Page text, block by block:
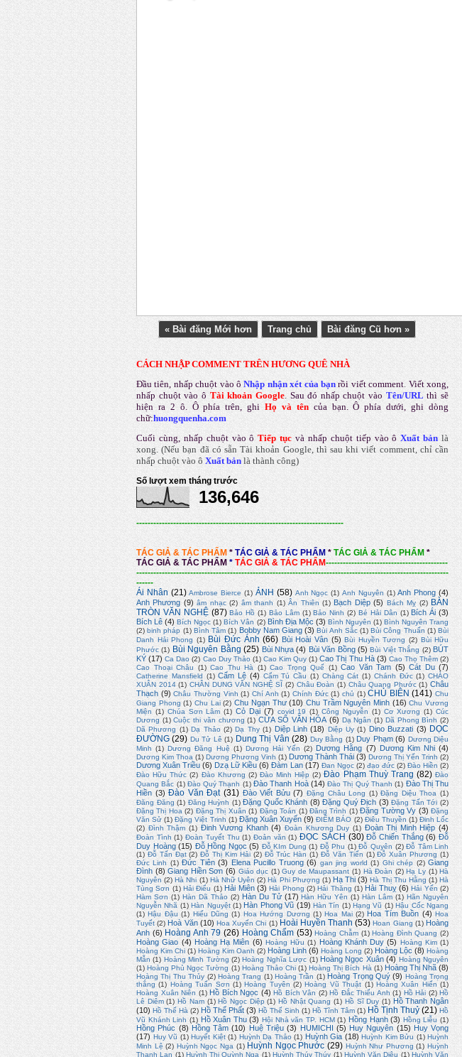
« Bài đăng Mới hơn Trang chủ Bài đăng Cũ hơn »
CÁCH NHẬP COMMENT TRÊN HƯƠNG QUÊ NHÀ
Đầu tiên, nhấp chuột vào ô Nhập nhận xét của bạn rồi viết comment. Viết xong,
nhấp chuột vào ô Tài khoản Google. Sau đó nhấp chuột vào Tên/URL thì sẽ
hiện ra 2 ô. Ô phía trên, ghiHọ và tên của bạn. Ô phía dưới, ghi dòng
chữ:huongquenha.com
Cuối cùng, nhấp chuột vào ô Tiếp tục và nhấp chuột tiếp vào ôXuất bản là
xong.(Nếu bạn đã có sẵn Tài khoản Google, thì sau khi viết comment, chỉ cần
nhấp chuột vào ô Xuất bản là thành công)
Số lượt xem tháng trước
136,646
-------------------------------------------------------------------------
TÁC GIẢ & TÁC PHẨM * TÁC GIẢ & TÁC PHẨM * TÁC GIẢ & TÁC PHẨM *
TÁC GIẢ & TÁC PHẨM *TÁC GIẢ & TÁC PHẨM-------------------------------------------
--------------------------------------------------------------------------------------------------------------
------
Ái Nhân (21) Ambrose Bierce (1) ẢNH (58) Anh Ngọc (1) Anh Nguyên (1) Anh Phong (4)
Anh Phương (9) âm nhạc (2) âm thanh (1) Ân Thiên (1) Bạch Diệp (5) Bách Mỵ (2) BÀN
TRÒN VĂN NGHỆ (87) Bảo Hồ (1) Bảo Lâm (1) Bảo Ninh (2) Bé Hải Dân (1) Bích Ái (3)
Bích Lê (4) Bích Ngọc (1) Bích Vân (2) Bình Địa Mộc (3) Bình Nguyên (1) Bình Nguyên Trang
(2) binh pháp (1) Bình Tâm (1) Bobby Nam Giang (3) Bùi Anh Sắc (1) Bùi Công Thuấn (1) Bùi
Danh Hải Phong (1) Bùi Đức Ánh (66) Bùi Hoài Vân (5) Bùi Huyền Tương (2) Bùi Hữu
Phước (1) Bùi Nguyên Bằng (25) Bùi Nhựa (4) Bùi Văn Bồng (5) Bùi Việt Thắng (2) BÚT
KÝ (17) Ca Dao (2) Cao Duy Thảo (1) Cao Kim Quy (1) Cao Thị Thu Hà (3) Cao Thọ Thêm (2)
Cao Thoại Châu
(1) Cao Thu Hà (1) Cao Trọng Quế (1) Cao Văn Tam (5) Cát Du (7)
Catherine Mansfield (1) Cẩm Lệ (4) Cẩm Tú Cầu (1) Chàng Cát (1) Chánh Đức (1) CHÀO
XUÂN 2014 (1) CHÂN DUNG VĂN NGHỆ SĨ (2) Châu Đoàn (1) Châu Quang Phước (1) Châu
Thạch (9) Châu Thường Vinh (1) Chí Anh (1) Chính Đức (1) chủ (1) CHỦ BIÊN (141) Chu
Giang Phong (1) Chu Lai (2) Chu Ngạn Thư (10) Chu Trầm Nguyên Minh (16) Chu Vương
Miện (1) Chúa Sơn Lâm (1) Cỏ Dại (7) covid 19 (1) Công Nguyễn (1) Cơ Xương (1) Cúc
Dương (1) Cuộc thi văn chương (1) CỬA SỔ VĂN HÓA (6) Dạ Ngân (1) Dã Phong Bình (2)
Dã Phương (1) Dạ Thảo (2) Dạ Thy (1) Diệp Linh (18) Diệp Uy (1) Dino Buzzati (3) DỌC
ĐƯỜNG (29) Du Tử Lê (1) Dung Thị Vân (28) Duy Bằng (1) Duy Phạm (6) Dương Diệu
Minh (1) Dương Đăng Huệ (1) Dương Hải Yến (2) Dương Hằng (7) Dương Kim Nhi (4)
Dương Kim Thoa (1) Dương Phương Vinh (1) Dương Thành Thái (3) Dương Thị Yến Trinh (2)
Dương Xuân Triều (6) Dzạ Lữ Kiều (6) Đàm Lan (17) Đan Ngọc (2) đạo đức (2) Đào Hiền (2)
Đào Hữu Thức (2) Đào Khương (2) Đào Minh Hiệp (2) Đào Phạm Thuỳ Trang (82) Đào
Quang Bắc (1) Đào Quý Thạnh (1) Đào Thanh Hoà (14) Đào Thị Quý Thanh (1) Đào Thị Thu
Hiền (3) Đào Văn Đạt (31) Đào Viết Bửu (7) Đặng Châu Long (1) Đặng Diệu Thoa (1)
Đăng Đăng (1) Đăng Huỳnh (1) Đặng Quốc Khánh (8) Đặng Quý Địch (3) Đặng Tấn Tới (2)
Đặng Thị Hoa (2) Đặng Thị Xuân (1) Đặng Toán (1) Đăng Trình (1) Đặng Tường Vy (3) Đặng
Văn Sử (1) Đặng Việt Trinh (1) Đặng Xuân Xuyến (9) ĐIỂM BÁO (2) Điêu Thuyền (1) Đinh Lốc
(2) Đình Thậm (1) Đinh Vương Khanh (4) Đoàn Khương Duy (1) Đoàn Thị Minh Hiệp (4)
Đoàn Tình (1) Đoàn Tuyết Thu (1) Đoản văn (1) ĐỌC SÁCH (30) Đỗ Chiến Thắng (6) Đỗ
Duy Hoàng (15) Đỗ Hồng Ngọc (5) Đỗ KIm Dung (1) Đỗ Phu (1) Đỗ Quyên (2) Đỗ Tâm Linh
(1) Đỗ Tấn Đạt (2) Đỗ Thị Kim Hải (2) Đỗ Trúc Hàn (1) Đỗ Văn Tiến (1) Đỗ Xuân Phương (1)
Đức Linh (1) Đức Tiên (3) Elena Pucillo Truong (6) gan jing world (1) Ghi chép (2) Giang
Đình (8) Giang Hiền Sơn (6) Giáo dục (1) Guy de Maupassant (1) Hà Đoàn (2) Hạ Ly (1) Hà
Nguyên (2) Hà Nhi (1) Hà Nhữ Uyên (2) Hà Phi Phượng (1) Hạ Thi (3) Hà Thị Thu Hằng (1) Hà
Tùng Sơn (1) Hải Điểu (1) Hải Miên (3) Hải Phong (2) Hải Thăng (1) Hải Thuỵ (6) Hải Yến (2)
Hàm Sơn (1) Hàn Dã Thảo (2) Hàn Du Tử (17) Hàn Hữu Yên (1) Hàn Lâm (1) Hãn Nguyên
Nguyễn Nhã (1) Hàn Nguyệt (1) Hàn Phong Vũ (19) Hàn Tín (1) Hạng Vũ (1) Hậu Cốc Ngang
(1) Hậu Đậu (1) Hiếu Dũng (1) Hoa Hướng Dương (1) Hoa Mai (2) Hoa Tím Buồn (4) Hoa
Tuyết (2) Hoà Văn (10) Hoa Xuyến Chi (1) Hoài Huyền Thanh (53) Hoan Giang (1) Hoàng
Anh (6) Hoàng Anh 79 (26) Hoàng Chẩm (53) Hoàng Chẫm (1) Hoàng Đình Quang (2)
Hoàng Giao (4) Hoàng Hạ Miên (6) Hoàng Hữu (1) Hoàng Khánh Duy (5) Hoàng Kim (1)
Hoàng Kim Chi (1) Hoàng Kim Oanh (2) Hoàng Linh (6) Hoàng Long (2) Hoàng Lộc (8) Hoàng
Mẫn (1) Hoàng Minh Tường (2) Hoàng Nghĩa Lược (1) Hoàng Ngọc Xuân (4) Hoàng Nguyên
(1) Hoàng Phủ Ngọc Tường (1) Hoàng Thảo Chi (1) Hoàng Thị Bích Hà (1) Hoàng Thị Nhã (8)
Hoàng Thị Thu Thủy (2) Hoàng Trang (1) Hoàng Trần (1) Hoàng Trọng Quý (9) Hoàng Trọng
thắng (1) Hoàng Tuấn Sơn (1) Hoàng Tuyên (2) Hoàng Vũ Thuật (1) Hoàng Xuân Hiến (1)
Hoàng Xuân Niên (1) Hồ Bích Ngọc (4) Hồ Bích Vân (2) Hồ Đắc Thiếu Anh (1) Hồ Hải (2) Hồ
Lê Diêm (1) Hồ Nam (1) Hồ Ngọc Diệp (1) Hồ Nhật Quang (1) Hồ Sĩ Duy (1) Hồ Thanh Ngân
(10) Hồ Thế Hà (2) Hồ Thế Phất (3) Hồ Thế Sinh (1) Hồ Tĩnh Tâm (1) Hồ Tịnh Thuỷ (21) Hồ
Vũ Khánh Linh (1) Hồ Xuân Thu (3) Hội Nhà văn TP. HCM (1) Hồng Hạnh (3) Hồng Liễu (1)
Hồng Phúc (8) Hồng Tâm (10) Huệ Triệu (3) HUMICHI (5) Huy Nguyên (15) Huy Vọng
(17) Huy Vũ (1) Huyết Kiệt (1) Huỳnh Dạ Thảo (1) Huỳnh Gia (18) Huỳnh Kim Bửu (1) Huỳnh
Minh Lệ (2) Huỳnh Ngọc Nga (1) Huỳnh Ngọc Phước (29) Huỳnh Như Phương (1) Huỳnh
Thanh Lan (1) Huỳnh Thị Quỳnh Nga (1) Huỳnh Thúy Thúy (1) Huỳnh Văn Diệu (1) Huỳnh Văn